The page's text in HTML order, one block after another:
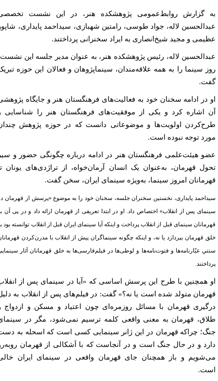
گزارش روابط‌عمومی پژوهشکده هنر، در این نشست تخصصی
لاله، جواد طوسی، رامتین شهبازی، سیداحمد پایداری، شاپور
و مجید شیخ‌انصاری به ایراد سخنرانی پرداختند.
لاله، رئیس پژوهشکده هنر، به عنوان مدیر جلسه این نشست،
سینما را به همه علاقه‌مندان، سینماپژوهان و فعالان این حوزه تبریک
در ادامه سخنان خود به فعالیت‌های فرهنگستان هنر و جایگاه پژوهشی
اشاره کرد و یکی از موفقیت‌های فرهنگستان هنر را شناسایی و
اولویت‌ها و موضوعاتی دانست که در حوزه پژوهش چندان
توجه نبوده است.
هیئت‌علمی فرهنگستان هنر در ادامه درباره چگونگی حضور و سیر
قهرمان، به‌عنوان یک انسان آرمان‌خواه، از تراژدی‌های یونان تا
امروز سینما، به‌ویژه سینمای ایران، سخن گفت.
پایداری، نخستین سخنران جلسه، سخنان خود را به موضوع «پرسش از قهرمان در
پس از انقلاب» اختصاص داد. او در ابتدا تعریفی از قهرمان ارائه داد و در پی آن به
سینمای قبل از انقلاب پرداخت و اینکه آیا سینمای ایران قبل از انقلاب توانسته بود به
قهرمان بپردازد یا نه، و اینکه چگونه سینماگران پیش از انقلاب با مدرن‌کردن قهرمانان
عیّارنامه‌ها و فتوت‌نامه‌ها و لوطی‌ها در فیلم‌فارسی‌ها به خلق قهرمانان آثار سینمایی
همچنین با طرح این پرسش اساسی که «آیا در سینمای پس از انقلاب
متولد شده است یا نه؟» گفت: در فیلم‌های پس از انقلاب به دلیل
قهرمان با مسائل روزمره‌ای چون اعتیاد و مسکن و ازدواج و
قهرمان به معنی واقعی کلمه ترسیم نمی‌شود، مگر در سینمای
چراکه قهرمان در این ژانر سینمایی کسی است که اسحله به دست
و در حال جنگ است و در آنجاست که با اَشکالی از قهرمان روبه‌رو
و باز همچنان جای قهرمان واقعی در سینمای ایران خالی